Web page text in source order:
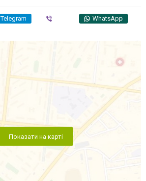
Telegram WhatsApp
Показати на карті